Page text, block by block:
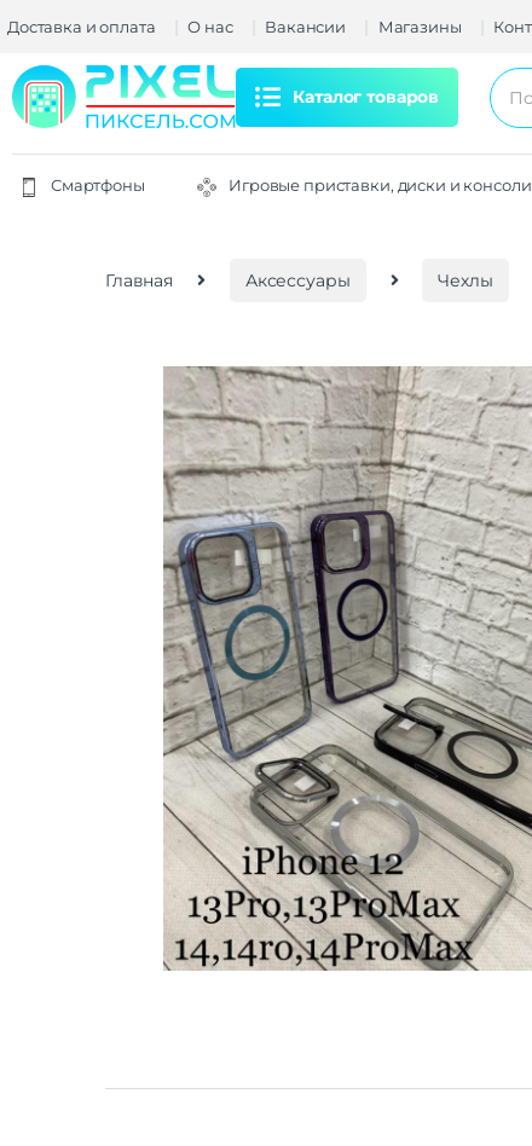
Доставка и оплата О нас Вакансии Магазины
Каталог товаров
Смартфоны Игровые приставки, диски и консоли
Главная Аксессуары Чехлы